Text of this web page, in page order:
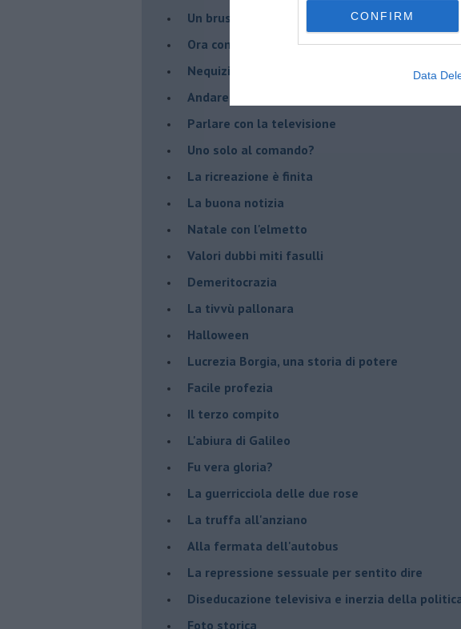
CONFIRM
Data
Un brusco risveglio
Ora come allora
Nequizia
Andare oltre lo specchio
Parlare con la televisione
Uno solo al comando?
La ricreazione è finita
La buona notizia
Natale con l'elmetto
Valori dubbi miti fasulli
Demeritocrazia
La tivvù pallonara
Halloween
​Lucrezia Borgia, una storia di potere
Facile profezia
Il terzo compito
L'abiura di Galileo
Fu vera gloria?
La guerricciola delle due rose
La truffa all'anziano
Alla fermata dell'autobus
La repressione sessuale per sentito dire
Diseducazione televisiva e inerzia della
Foto storica